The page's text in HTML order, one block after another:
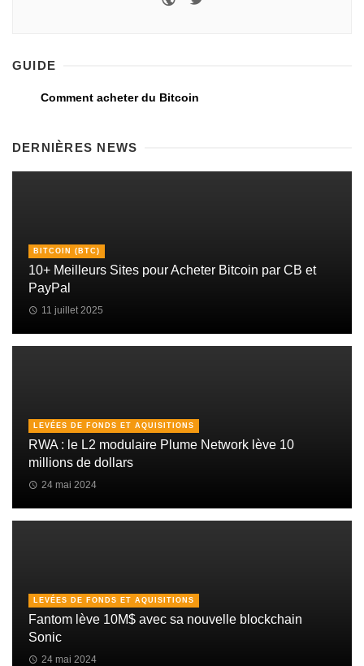
GUIDE
Comment acheter du Bitcoin
DERNIÈRES NEWS
BITCOIN (BTC)
10+ Meilleurs Sites pour Acheter Bitcoin par CB et
PayPal
11 juillet 2025
LEVÉES DE FONDS ET AQUISITIONS
RWA : le L2 modulaire Plume Network lève 10
millions de dollars
24 mai 2024
LEVÉES DE FONDS ET AQUISITIONS
Fantom lève 10M$ avec sa nouvelle blockchain
Sonic
24 mai 2024